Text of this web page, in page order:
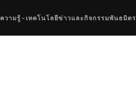
ความรู้ เทคโนโลยีข่าวและกิจกรรมพันธมิตร